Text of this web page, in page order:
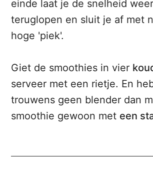
einde laat je de snelheid
teruglopen en sluit je af met
hoge 'piek'.
Giet de smoothies in vier
serveer met een rietje. En
trouwens geen blender dan
smoothie gewoon met een